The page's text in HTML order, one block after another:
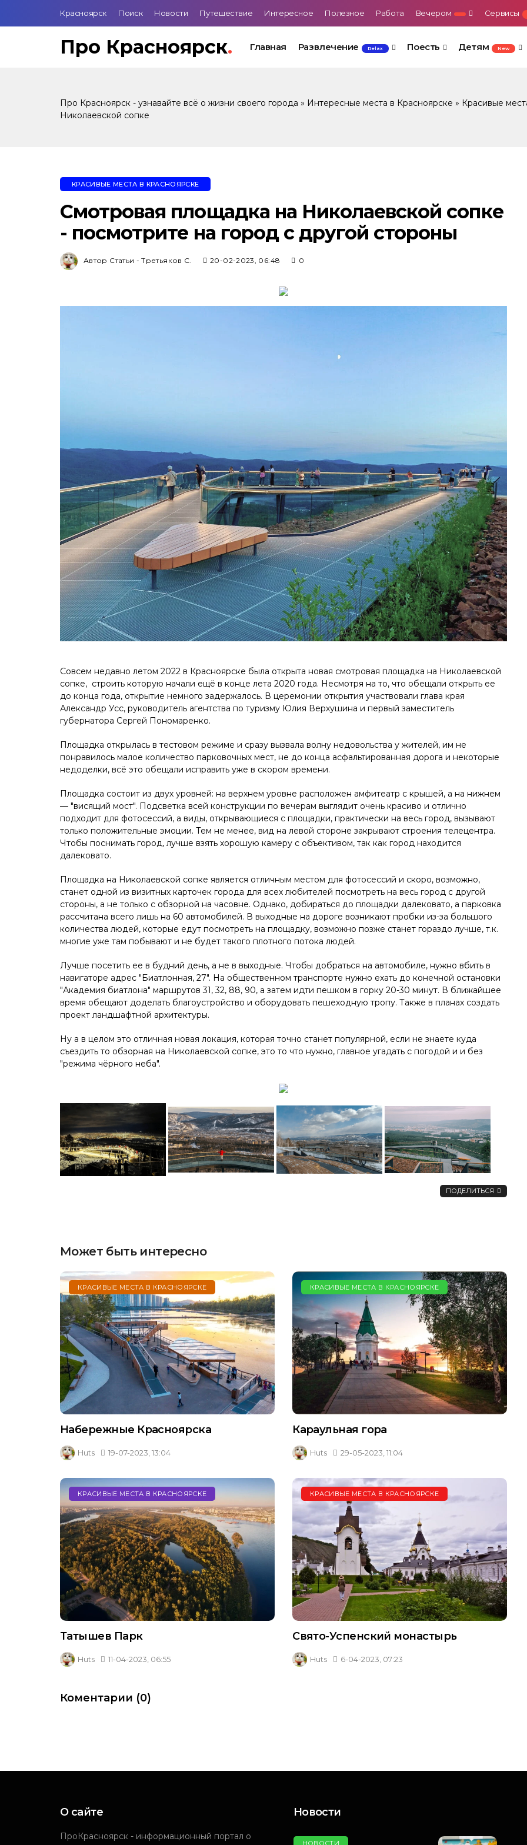
Красноярск Поиск Новости Путешествие Интересное Полезное Работа Вечером Сервисы
Про Красноярск. Главная Развлечение Relax Поесть Детям New
Про Красноярск - узнавайте всё о жизни своего города » Интересные места в Красноярске » Красивые
Николаевской сопке
КРАСИВЫЕ МЕСТА В КРАСНОЯРСКЕ
Смотровая площадка на Николаевской сопке
- посмотрите на город с другой стороны
Автор Статьи - Третьяков С. 20-02-2023, 06:48 0
Совсем недавно летом 2022 в Красноярске была открыта новая смотровая площадка на Николаевской
сопке, строить которую начали ещё в конце лета 2020 года. Несмотря на то, что обещали открыть ее
до конца года, открытие немного задержалось. В церемонии открытия участвовали глава края
Александр Усс, руководитель агентства по туризму Юлия Верхушина и первый заместитель
губернатора Сергей Пономаренко.
Площадка открылась в тестовом режиме и сразу вызвала волну недовольства у жителей, им не
понравилось малое количество парковочных мест, не до конца асфальтированная дорога и некоторые
недоделки, всё это обещали исправить уже в скором времени.
Площадка состоит из двух уровней: на верхнем уровне расположен амфитеатр с крышей, а на нижнем
— "висящий мост". Подсветка всей конструкции по вечерам выглядит очень красиво и отлично
подходит для фотосессий, а виды, открывающиеся с площадки, практически на весь город, вызывают
только положительные эмоции. Тем не менее, вид на левой стороне закрывают строения телецентра.
Чтобы поснимать город, лучше взять хорошую камеру с объективом, так как город находится
далековато.
Площадка на Николаевской сопке является отличным местом для фотосессий и скоро, возможно,
станет одной из визитных карточек города для всех любителей посмотреть на весь город с другой
стороны, а не только с обзорной на часовне. Однако, добираться до площадки далековато, а парковка
рассчитана всего лишь на 60 автомобилей. В выходные на дороге возникают пробки из-за большого
количества людей, которые едут посмотреть на площадку, возможно позже станет гораздо лучше, т.к.
многие уже там побывают и не будет такого плотного потока людей.
Лучше посетить ее в будний день, а не в выходные. Чтобы добраться на автомобиле, нужно вбить в
навигаторе адрес "Биатлонная, 27". На общественном транспорте нужно ехать до конечной остановки
"Академия биатлона" маршрутов 31, 32, 88, 90, а затем идти пешком в горку 20-30 минут. В ближайшее
время обещают доделать благоустройство и оборудовать пешеходную тропу. Также в планах создать
проект ландшафтной архитектуры.
Ну а в целом это отличная новая локация, которая точно станет популярной, если не знаете куда
съездить то обзорная на Николаевской сопке, это то что нужно, главное угадать с погодой и и без
"режима чёрного неба".
ПОДЕЛИТЬСЯ
Может быть интересно
КРАСИВЫЕ МЕСТА В КРАСНОЯРСКЕ
Набережные Красноярска
Huts 19-07-2023, 13:04
КРАСИВЫЕ МЕСТА В КРАСНОЯРСКЕ
Караульная гора
Huts 29-05-2023, 11:04
КРАСИВЫЕ МЕСТА В КРАСНОЯРСКЕ
Татышев Парк
Huts 11-04-2023, 06:55
КРАСИВЫЕ МЕСТА В КРАСНОЯРСКЕ
Свято-Успенский монастырь
Huts 6-04-2023, 07:23
Коментарии (0)
Парк чудес Галилео
РЕСТОРАНЫ В КРАСНОЯРСКЕ
О сайте
ПроКрасноярск - информационный портал о
Новости
НОВОСТИ